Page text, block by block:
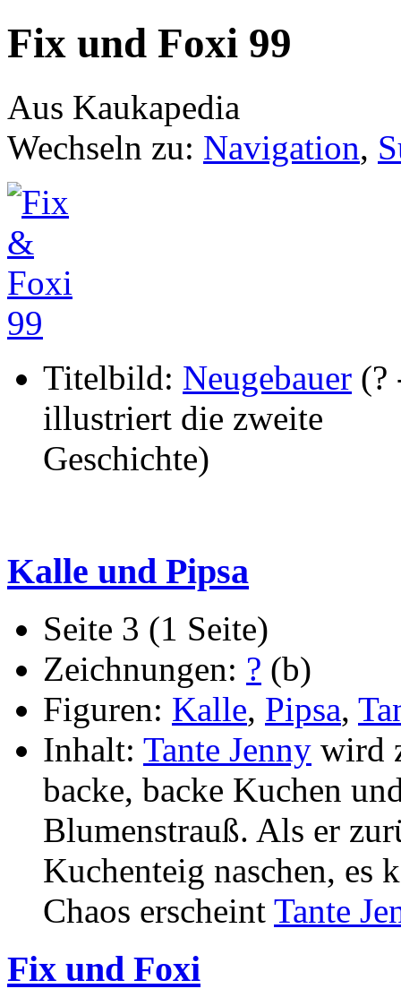
Fix und Foxi 99
Aus Kaukapedia
Wechseln zu: Navigation,
Titelbild: Neugebauer (?
illustriert die zweite
Geschichte)
Kalle und Pipsa
Seite 3 (1 Seite)
Zeichnungen: ? (b)
Figuren: Kalle, Pipsa,
Inhalt: Tante Jenny wird
backe, backe Kuchen
Blumenstrauß. Als er
Kuchenteig naschen, es
Chaos erscheint Tante
Fix und Foxi